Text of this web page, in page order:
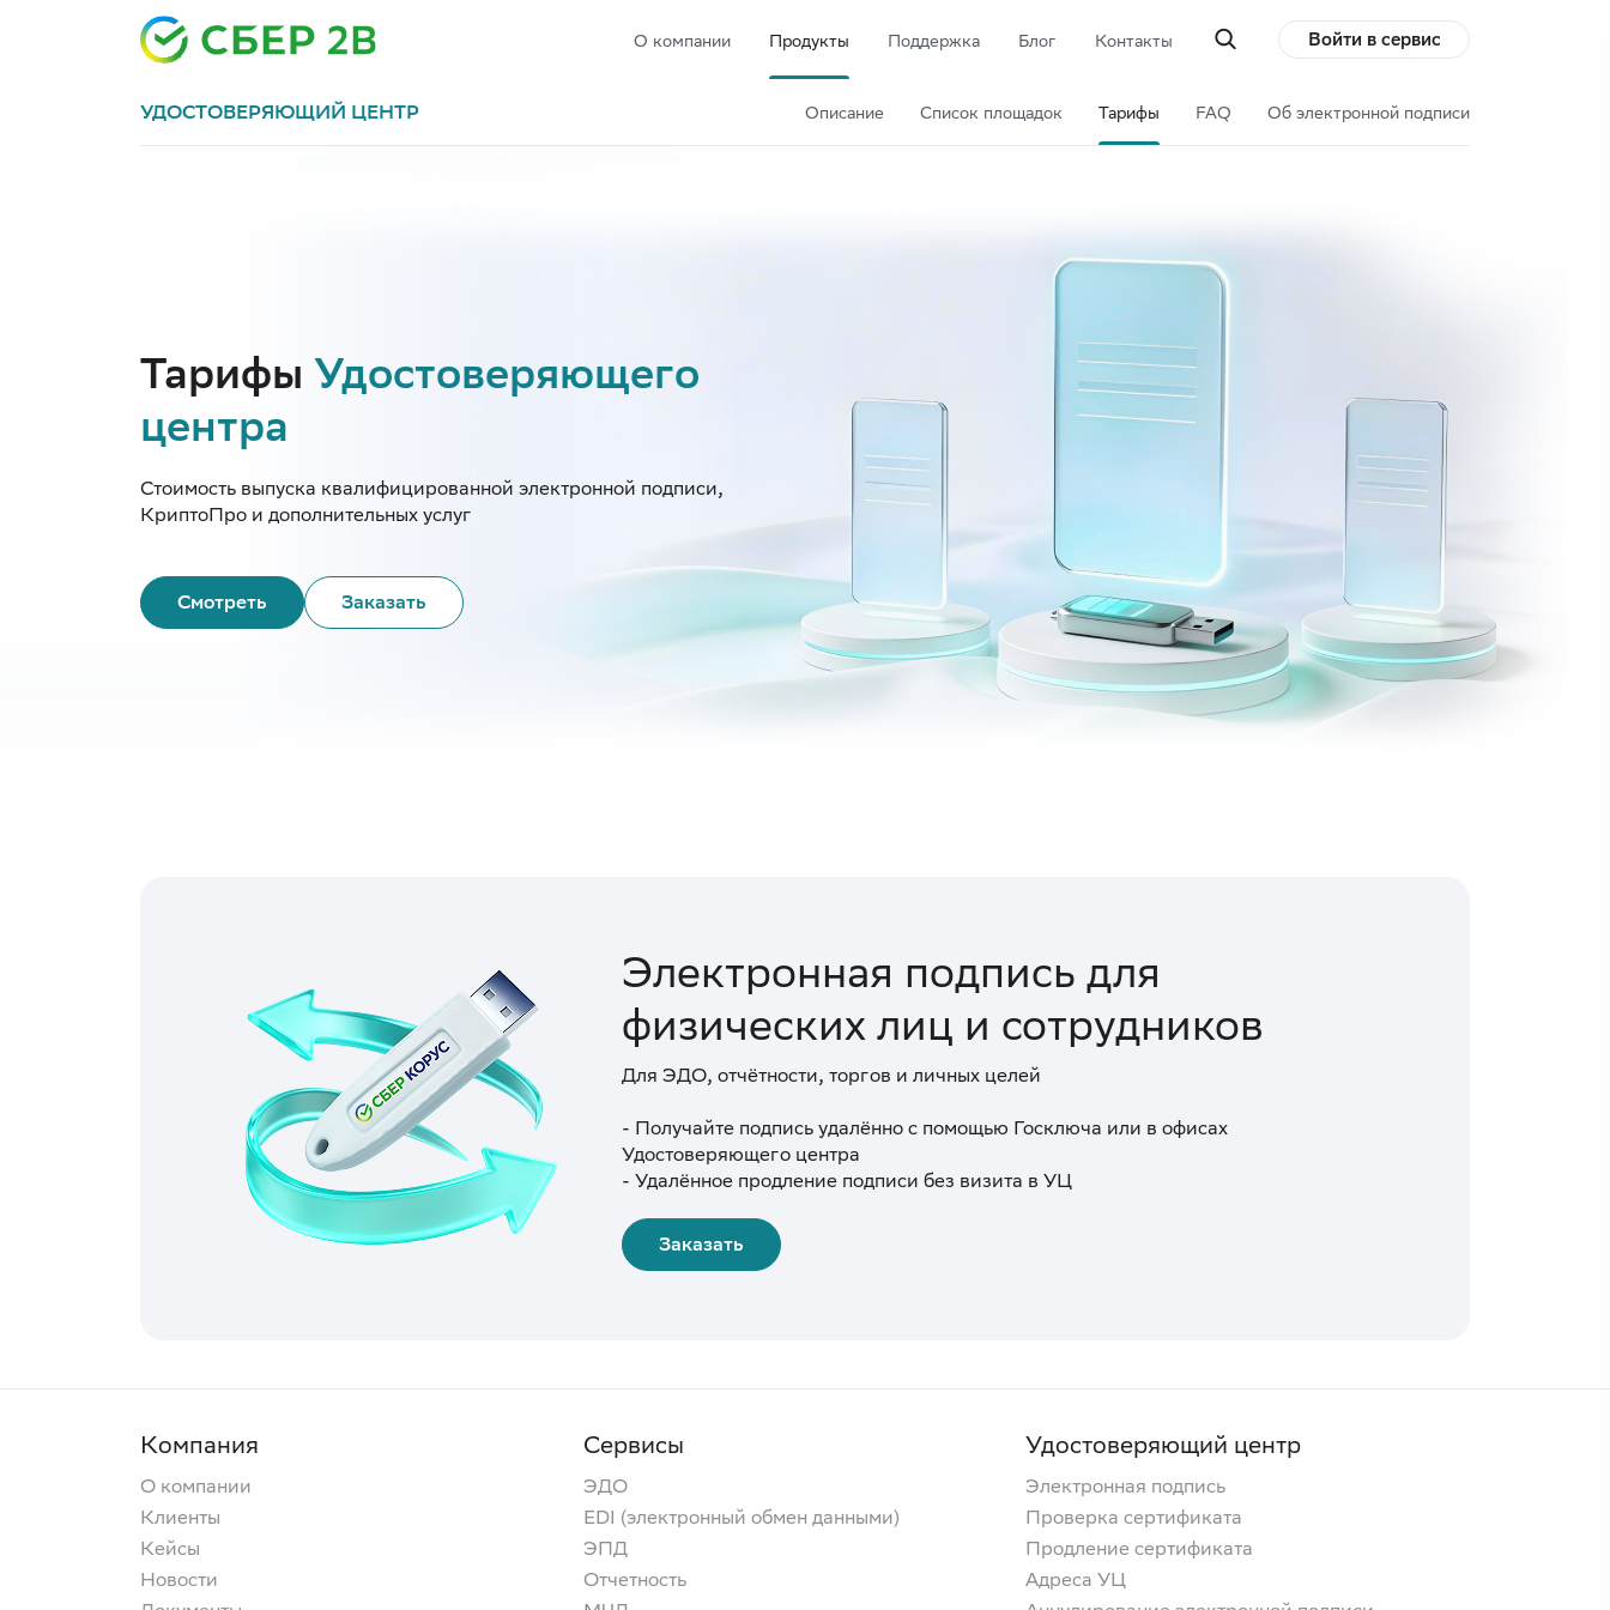
О компании Продукты Поддержка Блог Контакты Войти в сервис
УДОСТОВЕРЯЮЩИЙ ЦЕНТР Описание Список площадок Тарифы FAQ Об электронной подписи
Тарифы Удостоверяющего
центра
Стоимость выпуска квалифицированной электронной подписи,
КриптоПро и дополнительных услуг
Смотреть Заказать
Электронная подпись для
физических лиц и сотрудников
Для ЭДО, отчётности, торгов и личных целей
- Получайте подпись удалённо с помощью Госключа или в офисах
Удостоверяющего центра
- Удалённое продление подписи без визита в УЦ
Заказать
Компания
О компании
Клиенты
Кейсы
Новости
Сервисы
ЭДО
EDI (электронный обмен данными)
ЭПД
Отчетность
Удостоверяющий центр
Электронная подпись
Проверка сертификата
Продление сертификата
Адреса УЦ